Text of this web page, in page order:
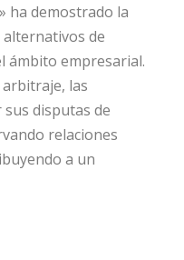
ha demostrado la
de
ámbito empresarial.
arbitraje, las
disputas de
relaciones
a un